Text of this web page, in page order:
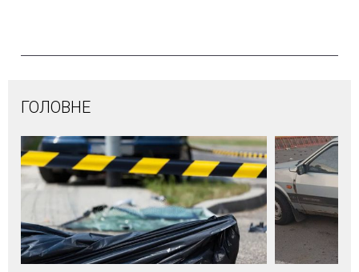
ГОЛОВНЕ